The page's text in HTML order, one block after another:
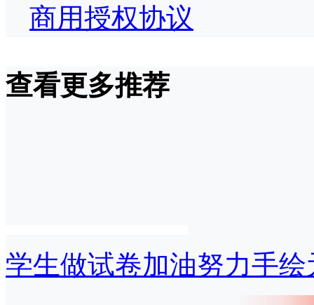
商用授权协议
查看更多推荐
学生做试卷加油努力手绘